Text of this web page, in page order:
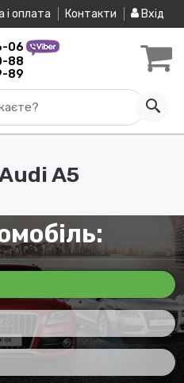
і оплата Контакти Вхід
06
88
89
A5